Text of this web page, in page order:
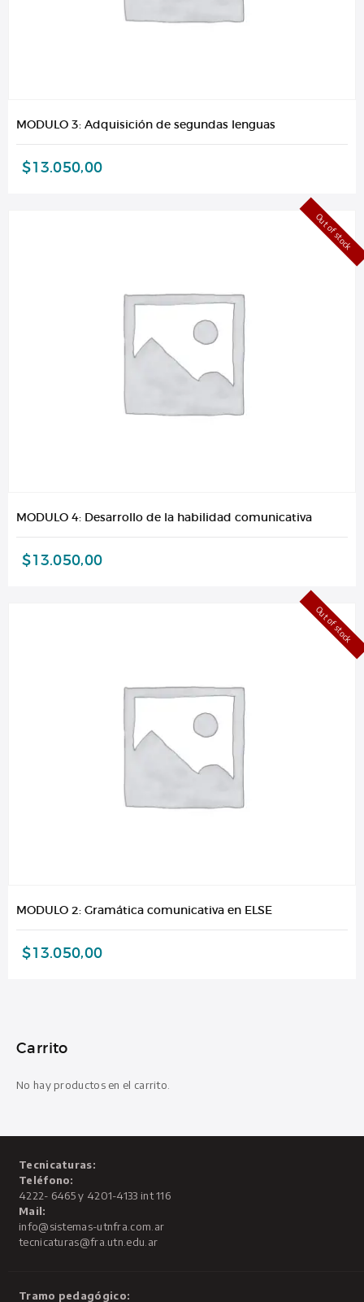
MODULO 3: Adquisición de segundas lenguas
$13.050,00
Out of stock
MODULO 4: Desarrollo de la habilidad comunicativa
$13.050,00
Out of stock
MODULO 2: Gramática comunicativa en ELSE
$13.050,00
Carrito
No hay productos en el carrito.
Tecnicaturas:
Teléfono:
4222- 6465 y 4201-4133 int 116
Mail:
info@sistemas-utnfra.com.ar
tecnicaturas@fra.utn.edu.ar
Tramo pedagógico: